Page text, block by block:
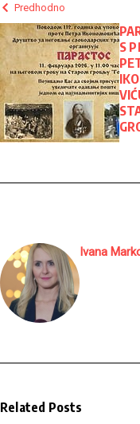
Predhodno
S
Ivana
Related Posts